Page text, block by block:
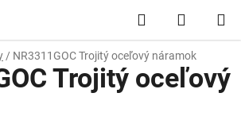
Hľadať
KOŠÍK
/ NR3311GOC Trojitý oceľový náramok
Trojitý oceľový